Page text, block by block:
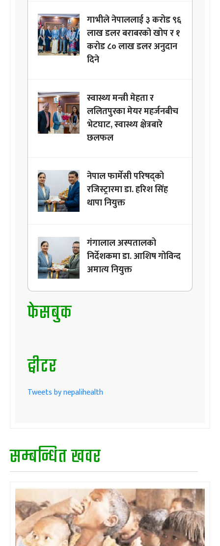
गाभीले नेपाललाई ३ करोड ९६
लाख डलर बराबरको खोप र १
करोड ८० लाख डलर अनुदान
दिने
स्वास्थ्य मन्त्री मेहता र
ललितपुरका मेयर महर्जनबीच
भेटघाट, स्वास्थ्य क्षेत्रबारे
छलफल
नेपाल फार्मेसी परिषद्को
रजिस्ट्रारमा डा. हरिश सिंह
थापा नियुक्त
गंगालाल अस्पतालको
निर्देशकमा डा. आशिष गोविन्द
अमात्य नियुक्त
फेसबुक
ट्वीटर
Tweets by nepalihealth
सम्बन्धित खवर